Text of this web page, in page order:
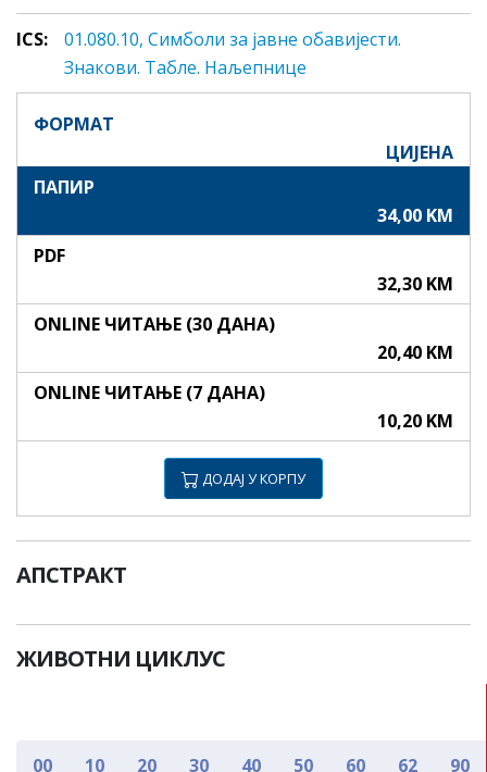
ICS:
01.080.10, Симболи за јавне обавијести.
Знакови. Табле. Наљепнице
ФОРМАТ
ЦИЈЕНА
ПАПИР
34,00 KM
PDF
32,30 KM
ONLINE ЧИТАЊЕ (30 ДАНА)
20,40 KM
ONLINE ЧИТАЊЕ (7 ДАНА)
10,20 KM
ДОДАЈ У КОРПУ
АПСТРАКТ
ЖИВОТНИ ЦИКЛУС
00 10 20 30 40 50 60 62 90